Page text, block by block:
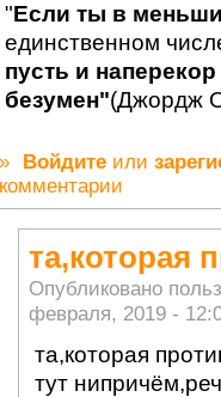
"Если ты в
единственном
пусть и
безумен"(Джордж
» Войдите или
комментарии
та,которая
Опубликовано
февраля, 2019 -
та,которая
тут